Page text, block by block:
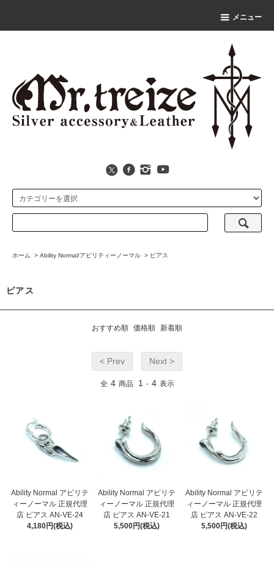
メニュー
ホーム > Ability Normal/アビリティーノーマル > ピアス
ピアス
おすすめ順 価格順 新着順
< Prev Next >
全 4 商品 1 - 4 表示
Ability Normal アビリテ
ィーノーマル 正規代理
店 ピアス AN-VE-24
4,180円(税込)
Ability Normal アビリテ
ィーノーマル 正規代理
店 ピアス AN-VE-21
5,500円(税込)
Ability Normal アビリテ
ィーノーマル 正規代理
店 ピアス AN-VE-22
5,500円(税込)